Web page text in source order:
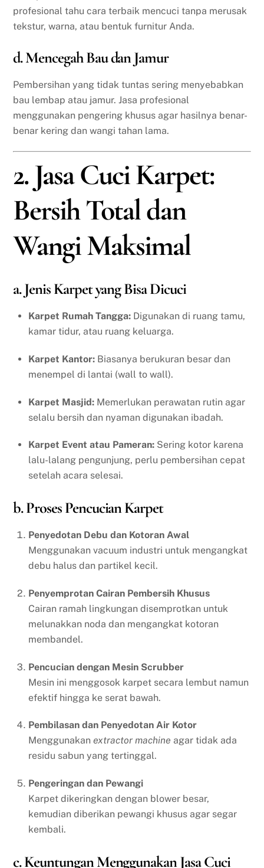
profesional tahu cara terbaik mencuci tanpa merusak
tekstur, warna, atau bentuk furnitur Anda.
d. Mencegah Bau dan Jamur
Pembersihan yang tidak tuntas sering menyebabkan
bau lembap atau jamur. Jasa profesional
menggunakan pengering khusus agar hasilnya benar-
benar kering dan wangi tahan lama.
2. Jasa Cuci Karpet:
Bersih Total dan
Wangi Maksimal
a. Jenis Karpet yang Bisa Dicuci
Karpet Rumah Tangga: Digunakan di ruang tamu,
kamar tidur, atau ruang keluarga.
Karpet Kantor: Biasanya berukuran besar dan
menempel di lantai (wall to wall).
Karpet Masjid: Memerlukan perawatan rutin agar
selalu bersih dan nyaman digunakan ibadah.
Karpet Event atau Pameran: Sering kotor karena
lalu-lalang pengunjung, perlu pembersihan cepat
setelah acara selesai.
b. Proses Pencucian Karpet
Penyedotan Debu dan Kotoran Awal
Menggunakan vacuum industri untuk mengangkat
debu halus dan partikel kecil.
Penyemprotan Cairan Pembersih Khusus
Cairan ramah lingkungan disemprotkan untuk
melunakkan noda dan mengangkat kotoran
membandel.
Pencucian dengan Mesin Scrubber
Mesin ini menggosok karpet secara lembut namun
efektif hingga ke serat bawah.
Pembilasan dan Penyedotan Air Kotor
Menggunakan extractor machine agar tidak ada
residu sabun yang tertinggal.
Pengeringan dan Pewangi
Karpet dikeringkan dengan blower besar,
kemudian diberikan pewangi khusus agar segar
kembali.
c. Keuntungan Menggunakan Jasa Cuci